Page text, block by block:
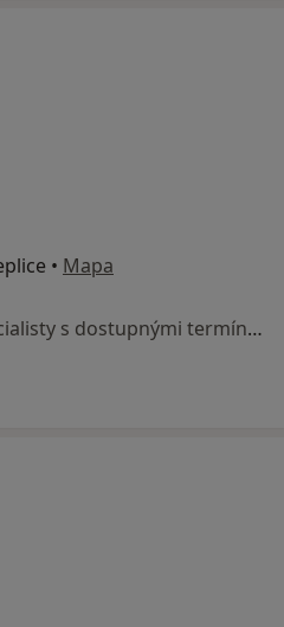
• Mapa
Tato klinika nemá specialisty s dostupnými termíny v online kalendáři